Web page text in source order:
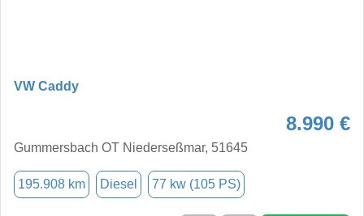
VW Caddy
8.990 €
Gummersbach OT Niederseßmar, 51645
195.908 km Diesel 77 kw (105 PS)